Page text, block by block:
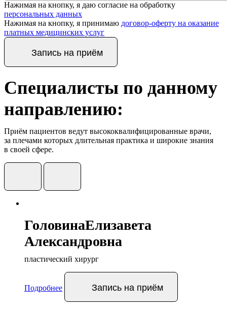
Нажимая на кнопку, я даю согласие на обработку
персональных данных
Нажимая на кнопку, я принимаю договор-оферту на оказание
платных медицинских услуг
Запись на приём
Специалисты по данному
направлению:
Приём пациентов ведут высококвалифицированные врачи,
за плечами которых длительная практика и широкие знания
в своей сфере.
ГоловинаЕлизавета
Александровна
пластический хирург
Подробнее Запись на приём